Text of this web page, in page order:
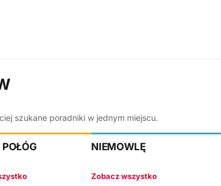
szukane poradniki w jednym miejscu.
POŁÓG NIEMOWLĘ
Zobacz wszystko